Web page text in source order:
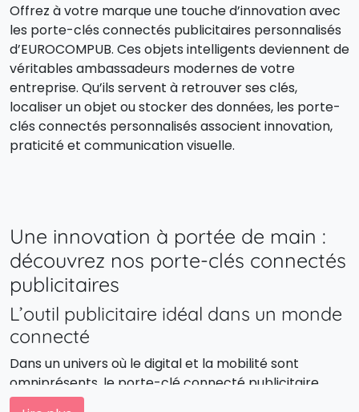
Offrez à votre marque une touche d’innovation avec
les porte-clés connectés publicitaires personnalisés
d’EUROCOMPUB. Ces objets intelligents deviennent de
véritables ambassadeurs modernes de votre
entreprise. Qu’ils servent à retrouver ses clés,
localiser un objet ou stocker des données, les porte-
clés connectés personnalisés associent innovation,
praticité et communication visuelle.
Une innovation à portée de main :
découvrez nos porte-clés connectés
publicitaires
L’outil publicitaire idéal dans un monde
connecté
Dans un univers où le digital et la mobilité sont
omniprésents, le porte-clé connecté publicitaire
s’impose comme le goodie high-tech incontournable.